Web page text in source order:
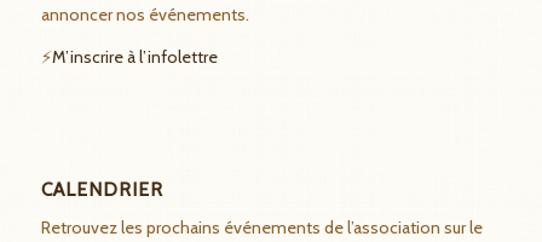
annoncer nos événements.
⚡M’inscrire à l’infolettre
CALENDRIER
Retrouvez les prochains événements de l’association sur le